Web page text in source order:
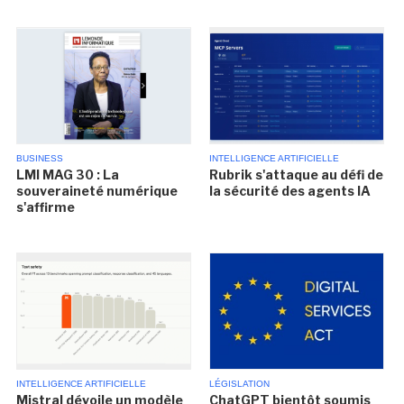
BUSINESS
LMI MAG 30 : La
souveraineté numérique
s'affirme
INTELLIGENCE ARTIFICIELLE
Rubrik s'attaque au défi de
la sécurité des agents IA
INTELLIGENCE ARTIFICIELLE
Mistral dévoile un modèle
LÉGISLATION
ChatGPT bientôt soumis